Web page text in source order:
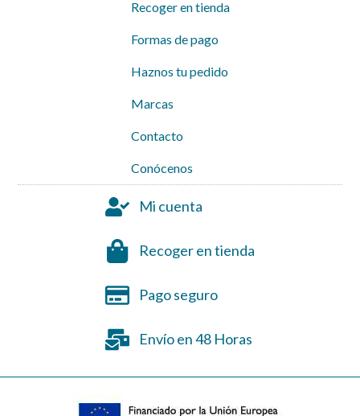
Recoger en tienda
Formas de pago
Haznos tu pedido
Marcas
Contacto
Conócenos
Mi cuenta
Recoger en tienda
Pago seguro
Envío en 48 Horas